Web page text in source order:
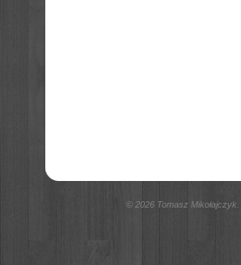
© 2026 Tomasz Mikołajczyk.